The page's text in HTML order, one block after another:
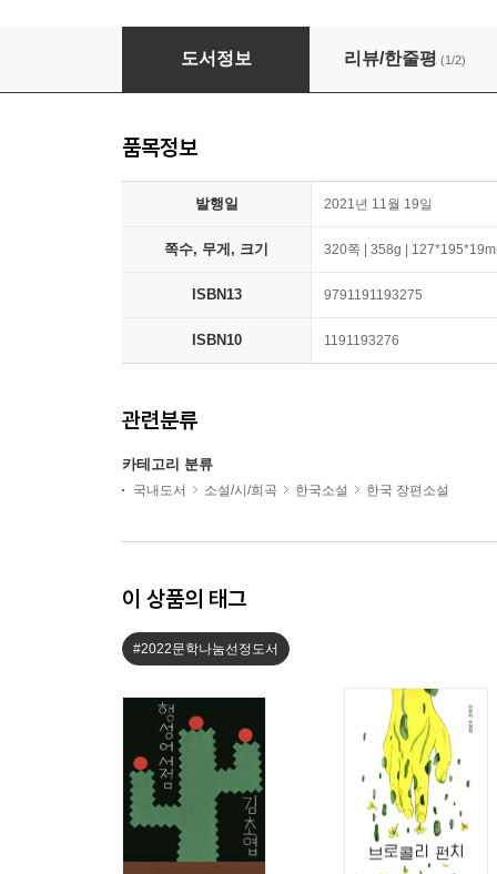
베르티아
도서정보 리뷰/한줄평 (1/2)
품목정보
발행일 2021년 11월 19일
쪽수, 무게, 크기 320쪽 | 358g |
ISBN13 9791191193275
ISBN10 1191193276
관련분류
카테고리 분류
국내도서 소설/시/희곡 한국소설 한국 장편소설
이 상품의 태그
#2022문학나눔선정도서